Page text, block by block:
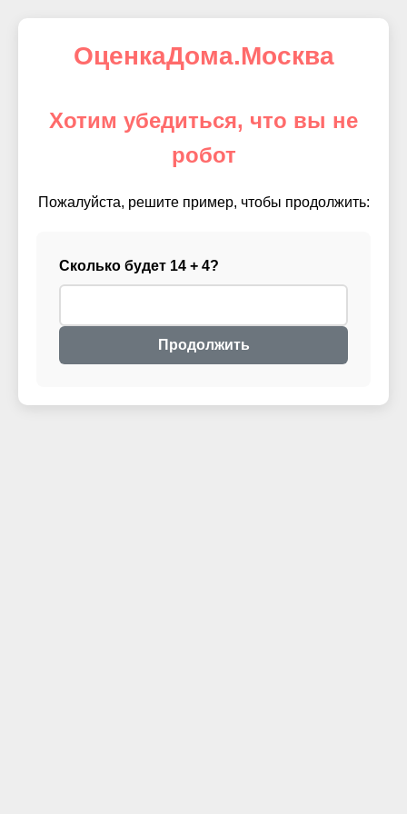
ОценкаДома.Москва
Хотим убедиться, что вы не
робот
Пожалуйста, решите пример, чтобы продолжить:
Сколько будет 14 + 4?
Продолжить